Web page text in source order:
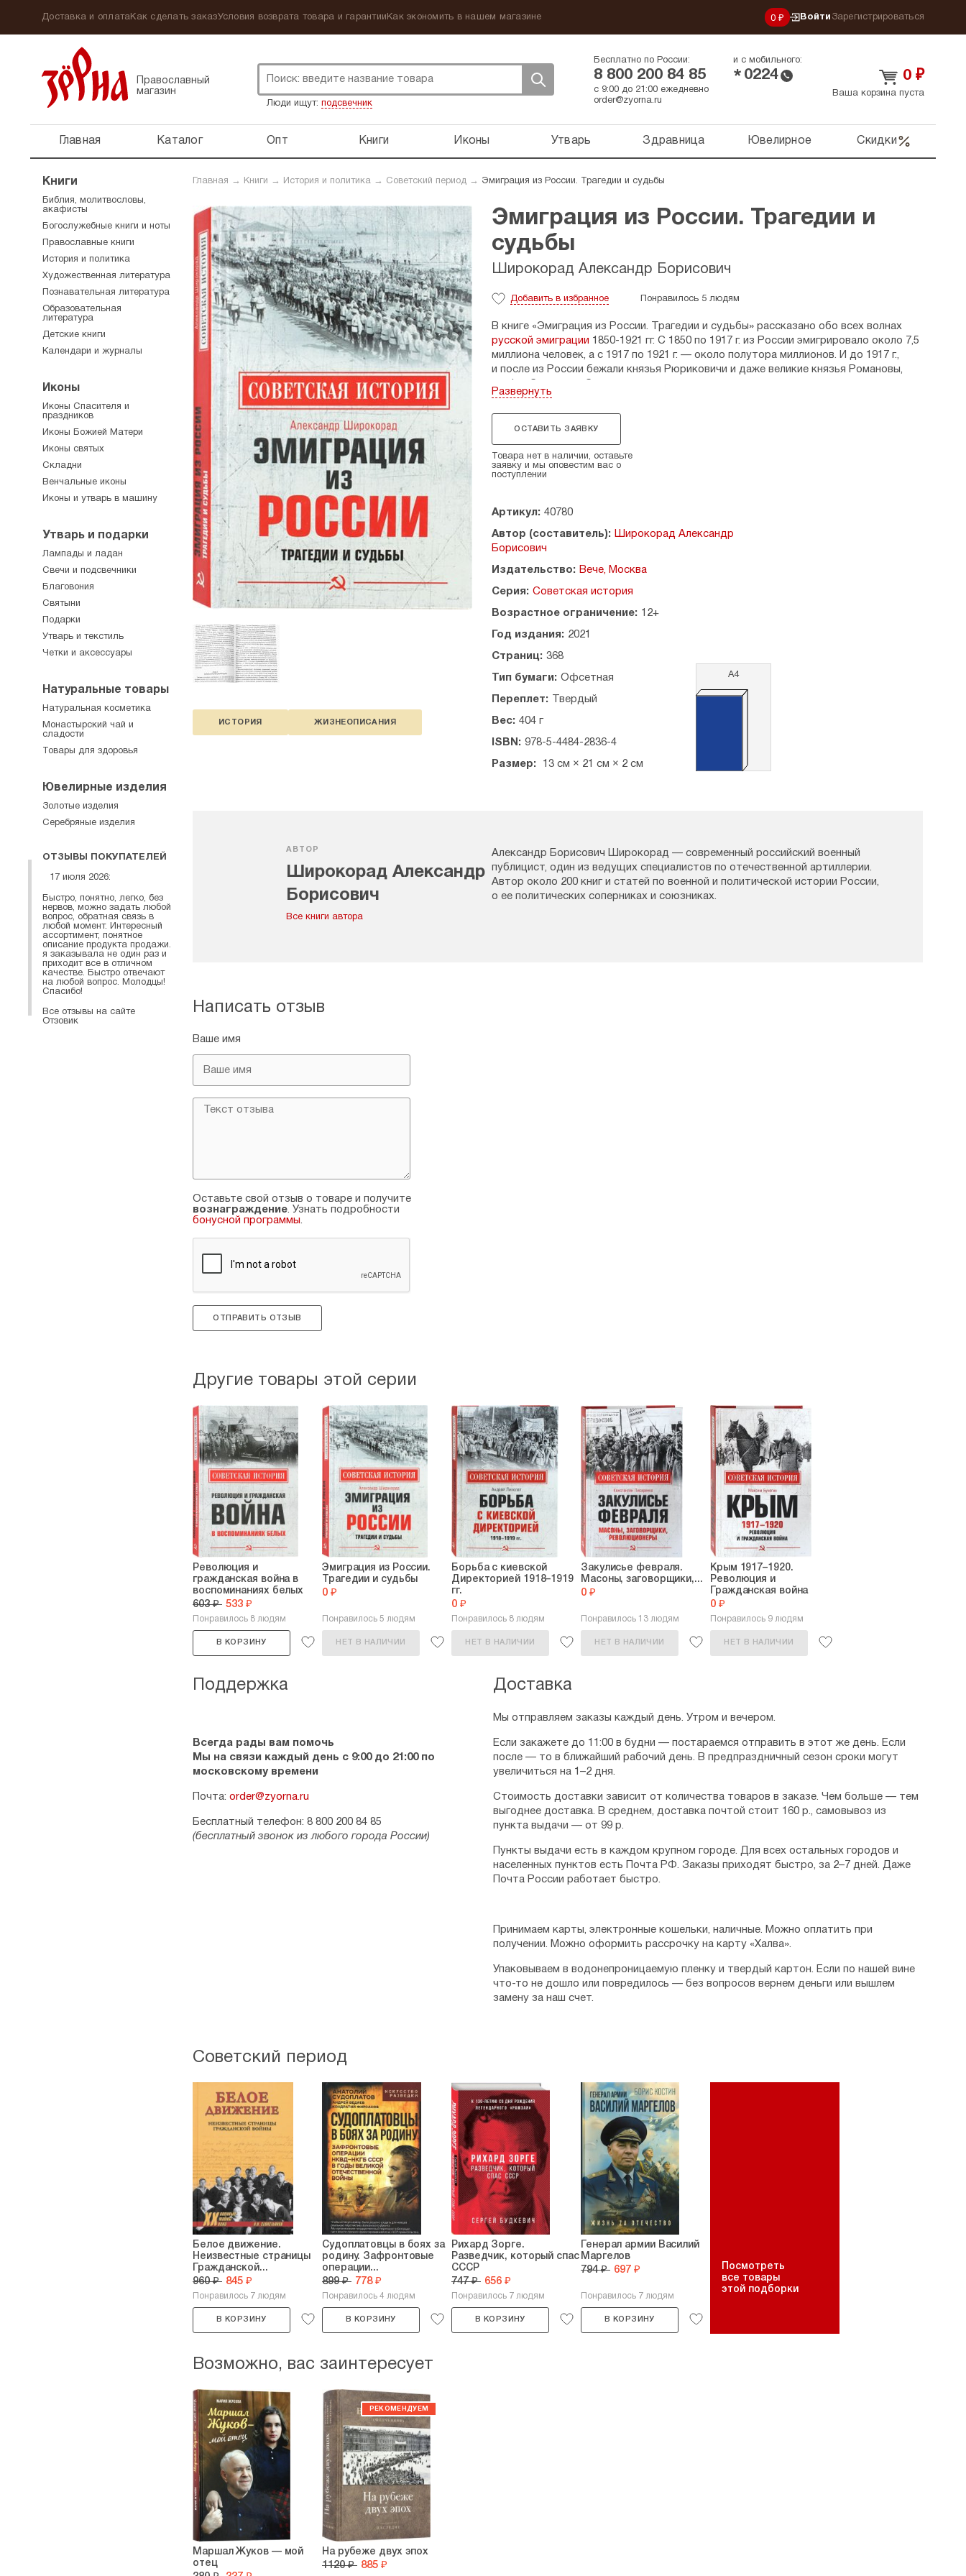
Доставка и оплатаКак сделать заказУсловия возврата товара и гарантии Как экономить в нашем магазине 0 ₽ Войти Зарегистрироваться
Православный
магазин
Люди ищут: подсвечник
Бесплатно по России:
8 800 200 84 85
и с мобильного:
* 0224
с 9:00 до 21:00 ежедневно
order@zyorna.ru
0 ₽
Ваша корзина пуста
Главная Каталог Опт Книги Иконы Утварь Здравница Ювелирное Скидки
Главная → Книги → История и политика → Советский период → Эмиграция из России. Трагедии и судьбы
ИСТОРИЯ ЖИЗНЕОПИСАНИЯ
Эмиграция из России. Трагедии и
судьбы
Широкорад Александр Борисович
Добавить в избранное Понравилось 5 людям
В книге «Эмиграция из России. Трагедии и судьбы» рассказано обо всех волнах
русской эмиграции 1850-1921 гг. С 1850 по 1917 г. из России эмигрировало около 7,5
миллиона человек, а с 1917 по 1921 г. — около полутора миллионов. И до 1917 г.,
и после из России бежали князья Рюриковичи и даже великие князья Романовы,
они воевали в локальных войнах 1924-1939 гг. и на чьей стороне были во Второй
Содержание:
ЭМИГРАЦИЯ ИЗ ИМПЕРАТОРСКОЙ РОССИИ
Глава 1
ВОЛНЫ РУССКОЙ ЭМИГРАЦИИ 1850-2017 гг
ЭМИГРАЦИЯ СЕМЕЙНАЯ
Глава 3
Глава 4
ОХРАНКА ПРОТИВ ЭМИГРАЦИИ
БЕГСТВО ОТ НИЩЕТЫ И ДИСКРИМИНАЦИИ
Раздел II
ИНТЕЛЛЕКТУАЛЬНАЯ ЭМИГРАЦИЯ ПЕРВОЙ ВОЛНЬ
Глава 1
БЕЛЫЙ БАЛЕТ И БЕЛЫЕ ИНЖЕНЕРЫ
СОЗВЕЗДИЕ КРАСНЫХ ГРАФОВ
Глава 3
Глава 1
ВЕЛИКИЙ ИСХОД БАРОНА ВРАНГЕЛЯ
Глава 2
Развернуть
ОСТАВИТЬ ЗАЯВКУ
Товара нет в наличии, оставьте
заявку и мы оповестим вас о
поступлении
Артикул: 40780
Автор (составитель): Широкорад Александр
Борисович
Издательство: Вече, Москва
Серия: Советская история
Возрастное ограничение: 12+
Год издания: 2021
Страниц: 368
Тип бумаги: Офсетная
Переплет: Твердый
Вес: 404 г
ISBN: 978-5-4484-2836-4
Размер: 13 см × 21 см × 2 см
А4
АВТОР
Широкорад Александр
Борисович
Все книги автора
Александр Борисович Широкорад — современный российский военный
публицист, один из ведущих специалистов по отечественной артиллерии.
Автор около 200 книг и статей по военной и политической истории России,
о ее политических соперниках и союзниках.
Написать отзыв
Ваше имя
Оставьте свой отзыв о товаре и получите
вознаграждение. Узнать подробности
бонусной программы.
ОТПРАВИТЬ ОТЗЫВ
Другие товары этой серии
Революция и
гражданская война в
воспоминаниях белых
603 ₽ 533 ₽
Понравилось 8 людям
В КОРЗИНУ
Эмиграция из России.
Трагедии и судьбы
0 ₽
Понравилось 5 людям
НЕТ В НАЛИЧИИ
Борьба с киевской
Директорией 1918–1919
гг.
0 ₽
Понравилось 8 людям
НЕТ В НАЛИЧИИ
Закулисье февраля.
Масоны, заговорщики,...
0 ₽
Понравилось 13 людям
НЕТ В НАЛИЧИИ
Крым 1917–1920.
Революция и
Гражданская война
0 ₽
Понравилось 9 людям
НЕТ В НАЛИЧИИ
Поддержка
Всегда рады вам помочь
Мы на связи каждый день с 9:00 до 21:00 по
московскому времени
Почта: order@zyorna.ru
Бесплатный телефон: 8 800 200 84 85
(бесплатный звонок из любого города России)
Доставка
Мы отправляем заказы каждый день. Утром и вечером.
Если закажете до 11:00 в будни — постараемся отправить в этот же день. Если
после — то в ближайший рабочий день. В предпраздничный сезон сроки могут
увеличиться на 1–2 дня.
Стоимость доставки зависит от количества товаров в заказе. Чем больше — тем
выгоднее доставка. В среднем, доставка почтой стоит 160 р., самовывоз из
пункта выдачи — от 99 р.
Пункты выдачи есть в каждом крупном городе. Для всех остальных городов и
населенных пунктов есть Почта РФ. Заказы приходят быстро, за 2–7 дней. Даже
Почта России работает быстро.
Принимаем карты, электронные кошельки, наличные. Можно оплатить при
получении. Можно оформить рассрочку на карту «Халва».
Упаковываем в водонепроницаемую пленку и твердый картон. Если по нашей вине
что-то не дошло или повредилось — без вопросов вернем деньги или вышлем
замену за наш счет.
Советский период
Белое движение.
Неизвестные страницы
Гражданской...
960 ₽ 845 ₽
Понравилось 7 людям
В КОРЗИНУ
Судоплатовцы в боях за
родину. Зафронтовые
операции...
899 ₽ 778 ₽
Понравилось 4 людям
В КОРЗИНУ
Рихард Зорге.
Разведчик, который спас
СССР
747 ₽ 656 ₽
Понравилось 7 людям
В КОРЗИНУ
Генерал армии Василий
Маргелов
794 ₽ 697 ₽
Понравилось 7 людям
В КОРЗИНУ
Посмотреть
все товары
этой подборки
Возможно, вас заинтересует
Маршал Жуков — мой
отец
На рубеже двух эпох
1120 ₽ 885 ₽
Книги
Библия, молитвословы,
акафисты
Богослужебные книги и ноты
Православные книги
История и политика
Художественная литература
Познавательная литература
Образовательная
литература
Детские книги
Календари и журналы
Иконы
Иконы Спасителя и
праздников
Иконы Божией Матери
Иконы святых
Складни
Венчальные иконы
Иконы и утварь в машину
Утварь и подарки
Лампады и ладан
Свечи и подсвечники
Благовония
Святыни
Подарки
Утварь и текстиль
Четки и аксессуары
Натуральные товары
Натуральная косметика
Монастырский чай и
сладости
Товары для здоровья
Ювелирные изделия
Золотые изделия
Серебряные изделия
ОТЗЫВЫ ПОКУПАТЕЛЕЙ
17 июля 2026:
Быстро, понятно, легко, без
нервов, можно задать любой
вопрос, обратная связь в
любой момент. Интересный
ассортимент, понятное
описание продукта продажи.
я заказывала не один раз и
приходит все в отличном
качестве. Быстро отвечают
на любой вопрос. Молодцы!
Спасибо!
Все отзывы на сайте
Отзовик